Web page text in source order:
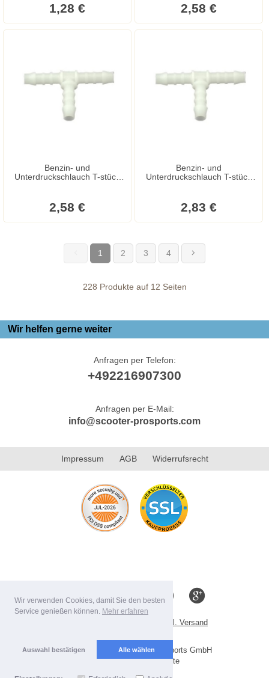
Wir verwenden Cookies, damit Sie den besten
Service genießen können. Mehr erfahren
Auswahl bestätigen Alle wählen
1,28 € 2,58 €
Benzin- und
Unterdruckschlauch T-stück
2,58 €
Benzin- und
Unterdruckschlauch T-stück
2,83 €
1 (current)
2 3 4
228 Produkte auf 12 Seiten
Wir helfen gerne weiter
Anfragen per Telefon:
+492216907300
Anfragen per E-Mail:
info@scooter-prosports.com
Impressum AGB Widerrufsrecht
Alle Preise inkl. MwSt. evtl. zzgl. Versand
Copyright 2026 by Scooter-ProSports GmbH
Mobile Shop by Shopgate